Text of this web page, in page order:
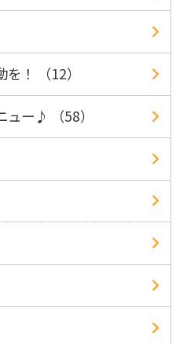
！ （12）
ュー♪ （58）